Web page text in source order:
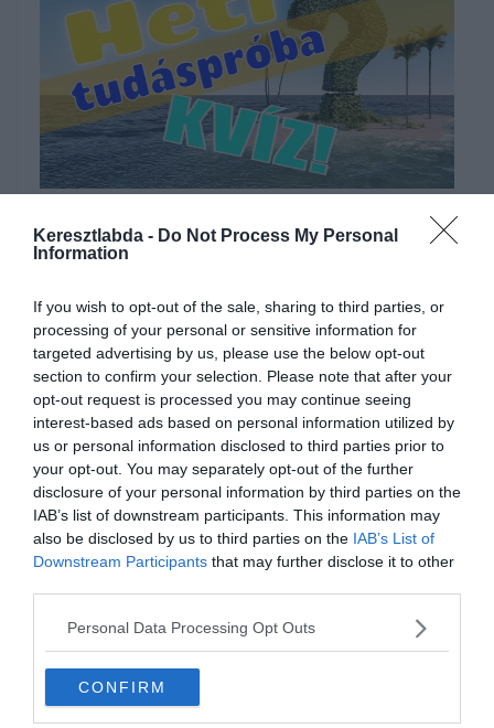
Keresztlabda - Do Not Process My Personal
Information
If you wish to opt-out of the sale, sharing to third parties, or
processing of your personal or sensitive information for
targeted advertising by us, please use the below opt-out
section to confirm your selection. Please note that after your
opt-out request is processed you may continue seeing
interest-based ads based on personal information utilized by
us or personal information disclosed to third parties prior to
your opt-out. You may separately opt-out of the further
disclosure of your personal information by third parties on the
IAB’s list of downstream participants. This information may
also be disclosed by us to third parties on the IAB’s List of
Downstream Participants that may further disclose it to other
Personal Data Processing Opt Outs
CONFIRM
Készen állsz?
Miről híres a Marie
Celeste hajó?